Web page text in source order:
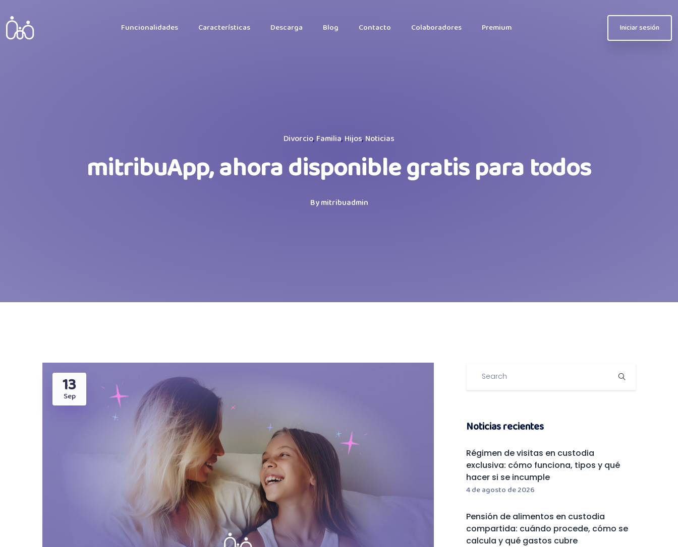
Funcionalidades Características Descarga Blog Contacto Colaboradores Premium Iniciar sesión
Divorcio, Familia, Hijos, Noticias
mitribuApp, ahora disponible gratis para todos
Bymitribuadmin
13
Sep
Noticias recientes
Régimen de visitas en custodia
exclusiva: cómo funciona, tipos y qué
hacer si se incumple
4 de agosto de 2026
Pensión de alimentos en custodia
compartida: cuándo procede, cómo se
calcula y qué gastos cubre